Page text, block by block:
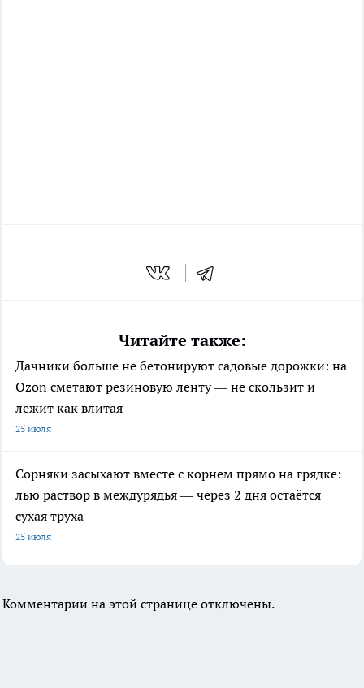
Читайте также:
Дачники больше не бетонируют садовые дорожки: на
Ozon сметают резиновую ленту — не скользит и
лежит как влитая
25 июля
Сорняки засыхают вместе с корнем прямо на грядке:
лью раствор в междурядья — через 2 дня остаётся
сухая труха
25 июля
Комментарии на этой странице отключены.